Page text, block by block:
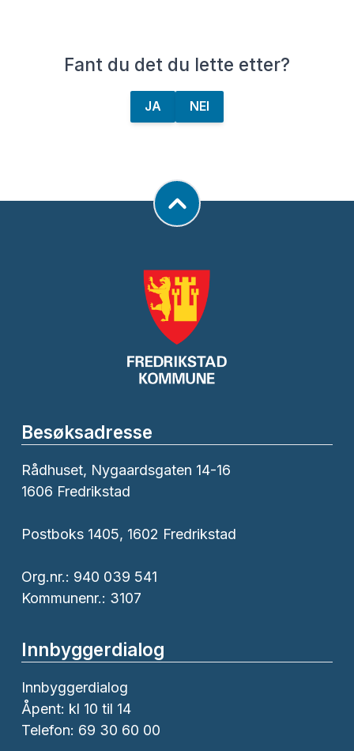
Fant du det du lette etter?
JA NEI
Besøksadresse
Rådhuset, Nygaardsgaten 14-16
1606 Fredrikstad
Postboks 1405, 1602 Fredrikstad
Org.nr.: 940 039 541
Kommunenr.: 3107
Innbyggerdialog
Innbyggerdialog
Åpent: kl 10 til 14
Telefon: 69 30 60 00